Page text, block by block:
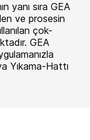
yanı sıra GEA
ve prosesin
çok-
GEA
Yıkama-Hattı